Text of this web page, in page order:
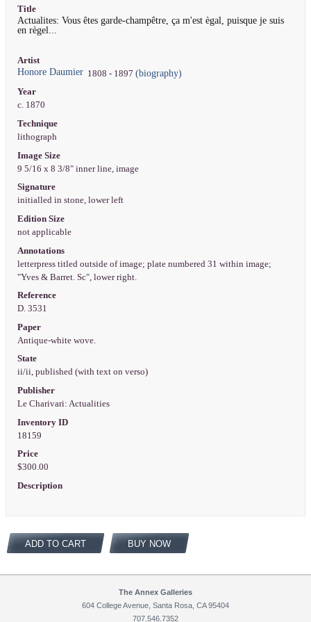
Title
Actualites: Vous êtes garde-champêtre, ça m'est ègal, puisque je suis
en règel...
Artist
Honore Daumier1808 - 1897 (biography)
Year
c. 1870
Technique
lithograph
Image Size
9 5/16 x 8 3/8" inner line, image
Signature
initialled in stone, lower left
Edition Size
not applicable
Annotations
letterpress titled outside of image; plate numbered 31 within image;
"Yves & Barret. Sc", lower right.
Reference
D. 3531
Paper
Antique-white wove.
State
ii/ii, published (with text on verso)
Publisher
Le Charivari: Actualities
Inventory ID
18159
Price
$300.00
Description
ADD TO CART BUY NOW
The Annex Galleries
604 College Avenue, Santa Rosa, CA 95404
707.546.7352